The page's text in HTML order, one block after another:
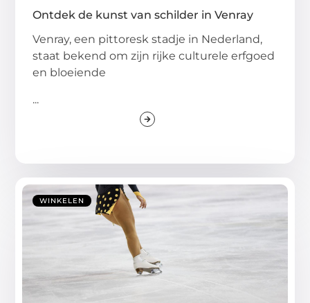
Ontdek de kunst van schilder in Venray
Venray, een pittoresk stadje in Nederland,
staat bekend om zijn rijke culturele erfgoed
en bloeiende
...
WINKELEN